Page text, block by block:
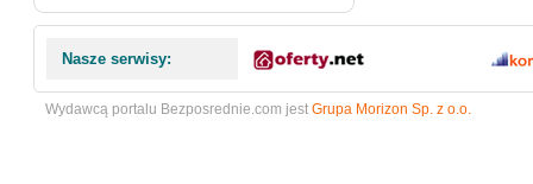
Nasze serwisy:
Wydawcą portalu Bezposrednie.com jest Grupa Morizon Sp. z o.o.